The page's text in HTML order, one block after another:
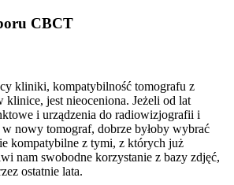
CBCT
kliniki, kompatybilność tomografu z
klinice, jest nieoceniona. Jeżeli od lat
i urządzenia do radiowizjografii i
nowy tomograf, dobrze byłoby wybrać
kompatybilne z tymi, z których już
nam swobodne korzystanie z bazy zdjęć,
ostatnie lata.